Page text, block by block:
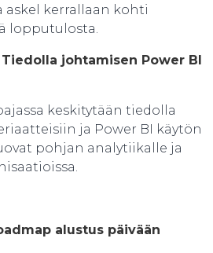
askel kerrallaan kohti
lopputulosta.
Tiedolla johtamisen Power BI
keskitytään tiedolla
ja Power BI käytön
pohjan analytiikalle ja
alustus päivään